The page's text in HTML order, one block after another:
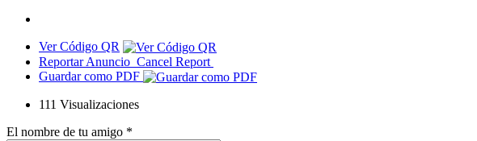
Ver Código QR
Reportar Anuncio Cancel Report
Guardar como PDF
111 Visualizaciones
El nombre de tu amigo *